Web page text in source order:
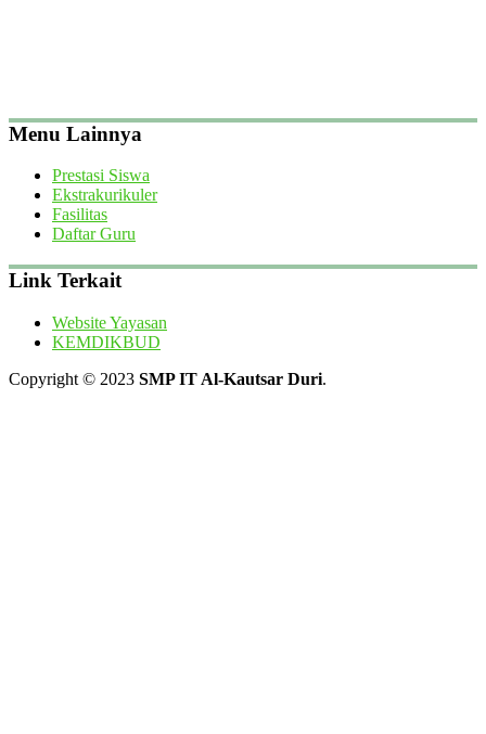
Menu Lainnya
Prestasi Siswa
Ekstrakurikuler
Fasilitas
Daftar Guru
Link Terkait
Website Yayasan
KEMDIKBUD
Copyright © 2023 SMP IT Al-Kautsar Duri.